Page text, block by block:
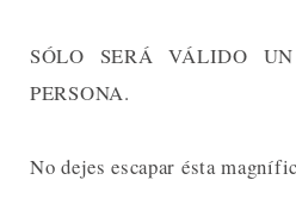
SÓLO SERÁ VÁLIDO
PERSONA.
No dejes escapar ésta